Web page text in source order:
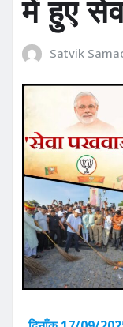
में हुए
Satvik